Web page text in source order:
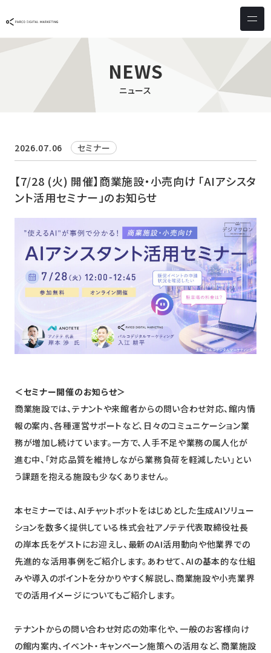
サービス & ソリューション
PICTONA
PDM XR
デジタルサイネージ
しふとん
ウェブアクセシビリティ
店頭
スキルアップ
導入事例
お客様の声
クライアント一覧
ニュース
メンバー
コーポレートメッセージ
資料ダウンロード お問い合わせ
NEWS
ニュース
2026.07.06 セミナー
【7/28 (火) 開催】商業施設・小売向け 「AIアシスタ
ント活用セミナー」のお知らせ
＜セミナー開催のお知らせ＞
商業施設では、テナントや来館者からの問い合わせ対応、館内情
報の案内、各種運営サポートなど、日々のコミュニケーション業
務が増加し続けています。一方で、人手不足や業務の属人化が
進む中、「対応品質を維持しながら業務負荷を軽減したい」とい
う課題を抱える施設も少なくありません。
本セミナーでは、AIチャットボットをはじめとした生成AIソリュー
ションを数多く提供している株式会社アノテテ代表取締役社長
の岸本氏をゲストにお迎えし、最新のAI活用動向や他業界での
先進的な活用事例をご紹介します。あわせて、AIの基本的な仕組
みや導入のポイントを分かりやすく解説し、商業施設や小売業界
での活用イメージについてもご紹介します。
テナントからの問い合わせ対応の効率化や、一般のお客様向け
の館内案内、イベント・キャンペーン施策への活用など、商業施設